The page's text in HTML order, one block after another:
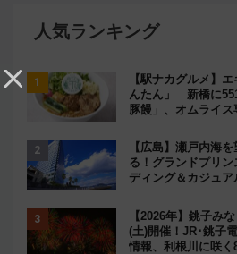
人気ランキング
【駅ナカグルメ】
んたん」 新橋に
豚饅」、オムライ
【広島】瀬戸内海
る！グランドプリ
ディング＆カジュ
【2026年】銚子み
(土)開催！JR･銚子
情報、利根川に咲